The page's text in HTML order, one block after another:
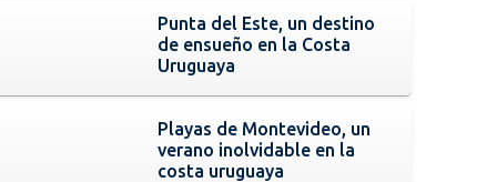
Punta del Este, un destino
de ensueño en la Costa
Uruguaya
Playas de Montevideo, un
verano inolvidable en la
costa uruguaya